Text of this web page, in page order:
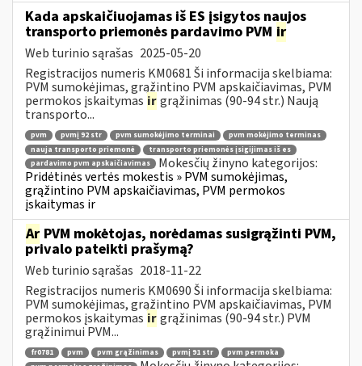
Kada apskaičiuojamas iš ES įsigytos naujos
transporto priemonės pardavimo PVM ir
Web turinio sąrašas 2025-05-20
Registracijos numeris KM0681 Ši informacija skelbiama:
PVM sumokėjimas, grąžintino PVM apskaičiavimas, PVM
permokos įskaitymas irgrąžinimas (90-94 str.) Naują
transporto...
pvm pvmį 92 str pvm sumokėjimo terminai
pvm mokėjimo terminas
nauja transporto priemonė
transporto priemonės įsigijimas iš es
pardavimo pvm apskaičiavimas
Mokesčių žinyno kategorijos:
Pridėtinės vertės mokestis » PVM sumokėjimas,
grąžintino PVM apskaičiavimas, PVM permokos
įskaitymas ir
Ar PVM mokėtojas, norėdamas susigrąžinti PVM,
privalo pateikti prašymą?
Web turinio sąrašas 2018-11-22
Registracijos numeris KM0690 Ši informacija skelbiama:
PVM sumokėjimas, grąžintino PVM apskaičiavimas, PVM
permokos įskaitymas irgrąžinimas (90-94 str.) PVM
grąžinimui PVM...
fr0781 pvm pvm grąžinimas pvmį 91 str
pvm permoka